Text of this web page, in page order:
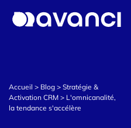
Stratégie &
Accueil > Blog > Stratégie &
Activation CRM > L'omnicanalité,
la tendance s'accélère